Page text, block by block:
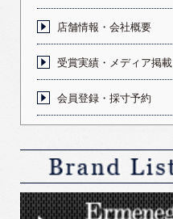
店舗情報・会社概要
受賞実績・メディア掲載
会員登録・採寸予約